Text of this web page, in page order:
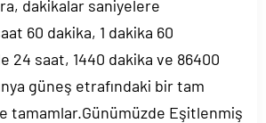
dakikalar saniyelere
60 dakika, 1 dakika 60
24 saat, 1440 dakika ve 86400
güneş etrafındaki bir tam
tamamlar.Günümüzde Eşitlenmiş